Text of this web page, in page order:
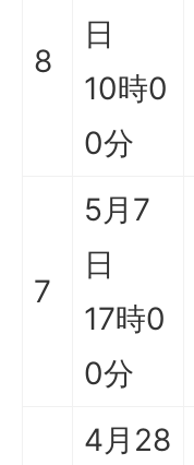
8
日
10時0
0分
7
5月7
日
17時0
0分
4月28